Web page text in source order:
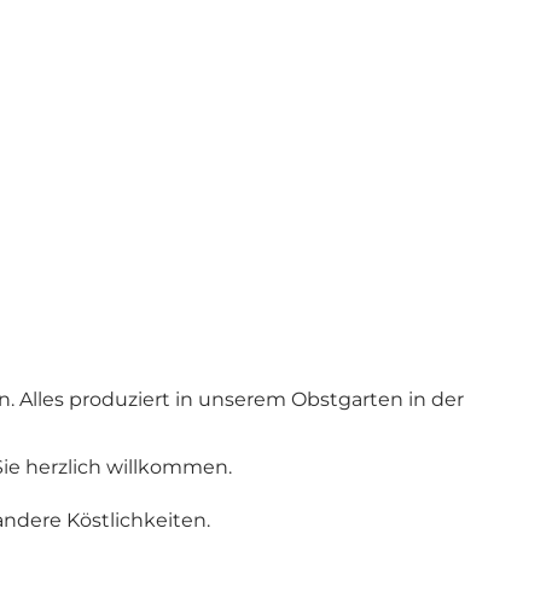
Alles produziert in unserem Obstgarten in der
herzlich willkommen.
Köstlichkeiten.